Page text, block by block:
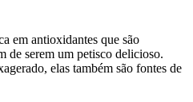
em antioxidantes que são
de serem um petisco delicioso.
elas também são fontes de